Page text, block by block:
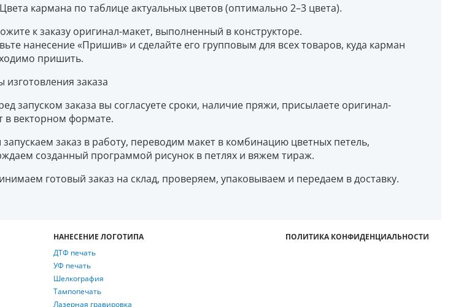
Цвета кармана по таблице актуальных цветов (оптимально 2–3 цвета).
к заказу оригинал-макет, выполненный в конструкторе.
нанесение «Пришив» и сделайте его групповым для всех товаров, куда карман
пришить.
изготовления заказа
запуском заказа вы согласуете сроки, наличие пряжи, присылаете оригинал-
в векторном формате.
заказ в работу, переводим макет в комбинацию цветных петель,
созданный программой рисунок в петлях и вяжем тираж.
готовый заказ на склад, проверяем, упаковываем и передаем в доставку.
НАНЕСЕНИЕ ЛОГОТИПА
ДТФ печать
УФ печать
Шелкография
Тампопечать
Лазерная гравировка
ПОЛИТИКА КОНФИДЕНЦИАЛЬНОСТИ